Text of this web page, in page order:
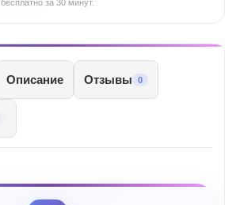
бесплатно за 30 минут.
Описание Отзывы 0